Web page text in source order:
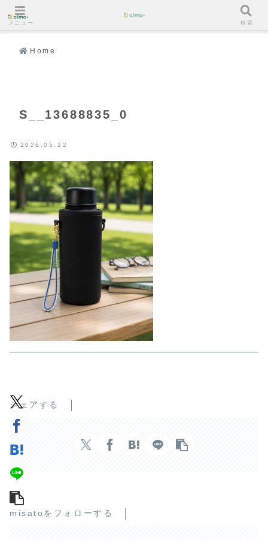
Home
S__13688835_0
2026.05.22
シェアする
misatoをフォローする
メニュー 検索